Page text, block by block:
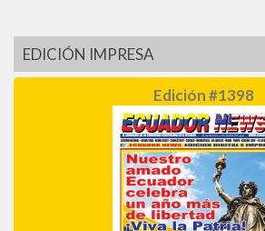
EDICIÓN IMPRESA
Edición #1398